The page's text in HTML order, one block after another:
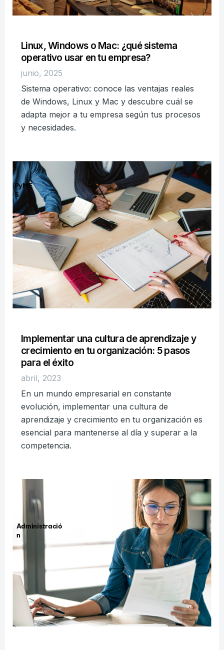
Linux, Windows o Mac: ¿qué sistema
operativo usar en tu empresa?
junio, 2025
Sistema operativo: conoce las ventajas reales
de Windows, Linux y Mac y descubre cuál se
adapta mejor a tu empresa según tus procesos
y necesidades.
PyME
S
Implementar una cultura de aprendizaje y
crecimiento en tu organización: 5 pasos
para el éxito
abril, 2023
En un mundo empresarial en constante
evolución, implementar una cultura de
aprendizaje y crecimiento en tu organización es
esencial para mantenerse al día y superar a la
competencia.
Administració
n